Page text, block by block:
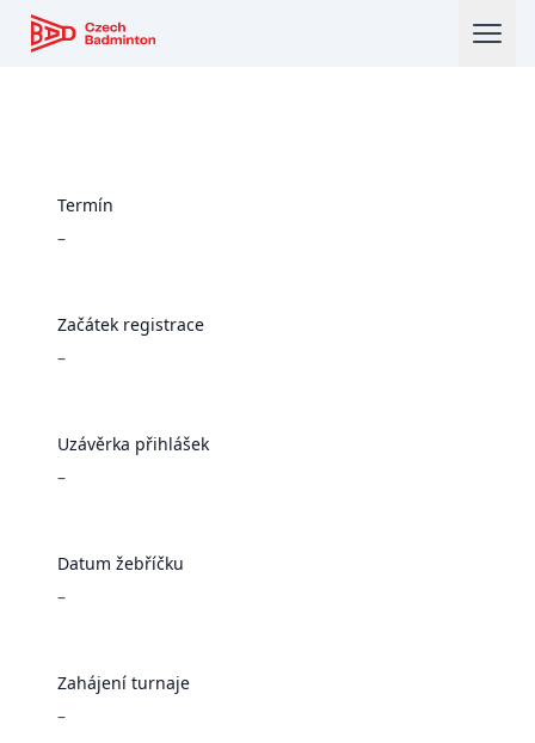
Český badmintonový svaz
Termín
–
Začátek registrace
–
Uzávěrka přihlášek
–
Datum žebříčku
–
Zahájení turnaje
–